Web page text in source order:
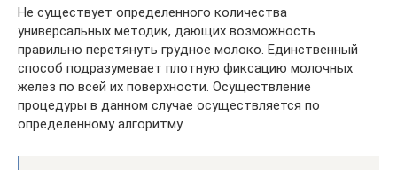
Не существует определенного количества
универсальных методик, дающих возможность
правильно перетянуть грудное молоко. Единственный
способ подразумевает плотную фиксацию молочных
желез по всей их поверхности. Осуществление
процедуры в данном случае осуществляется по
определенному алгоритму.